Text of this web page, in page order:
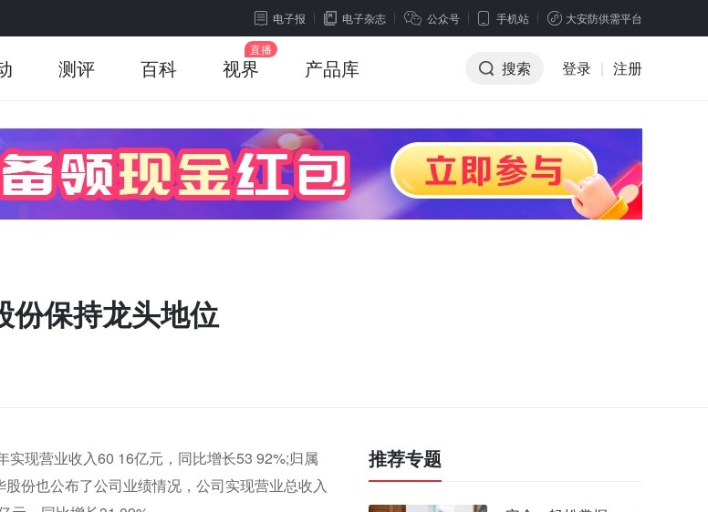
电子报 电子杂志 公众号 手机站 大安防供需平台
测评 百科 视界 产品库 搜索 登录 | 注册
份保持龙头地位
现营业收入60 16亿元，同比增长53 92%;归属
份也公布了公司业绩情况，公司实现营业总收入
推荐专题